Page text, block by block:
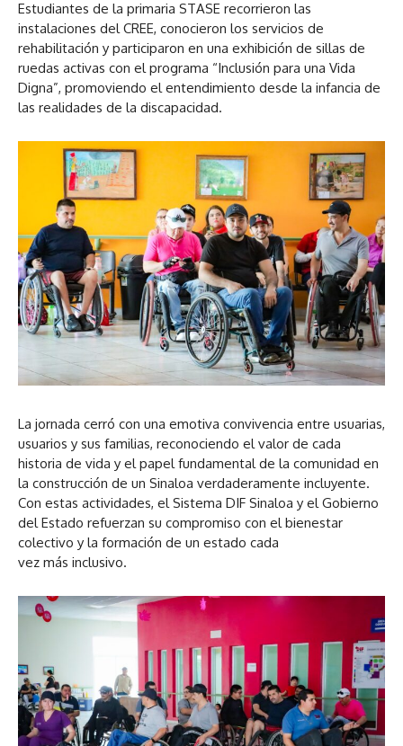
Estudiantes de la primaria STASE recorrieron las
instalaciones del CREE, conocieron los servicios de
rehabilitación y participaron en una exhibición de sillas de
ruedas activas con el programa “Inclusión para una Vida
Digna”, promoviendo el entendimiento desde la infancia de
las realidades de la discapacidad.
La jornada cerró con una emotiva convivencia entre usuarias,
usuarios y sus familias, reconociendo el valor de cada
historia de vida y el papel fundamental de la comunidad en
la construcción de un Sinaloa verdaderamente incluyente.
Con estas actividades, el Sistema DIF Sinaloa y el Gobierno
del Estado refuerzan su compromiso con el bienestar
colectivo y la formación de un estado cada
vez más inclusivo.